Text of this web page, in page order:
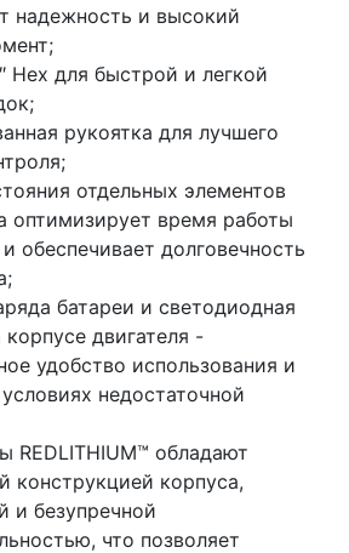
надежность и высокий
Hex для быстрой и легкой
рукоятка для лучшего
отдельных элементов
оптимизирует время работы
обеспечивает долговечность
батареи и светодиодная
корпусе двигателя -
удобство использования и
недостаточной
REDLITHIUM™ обладают
конструкцией корпуса,
и безупречной
что позволяет